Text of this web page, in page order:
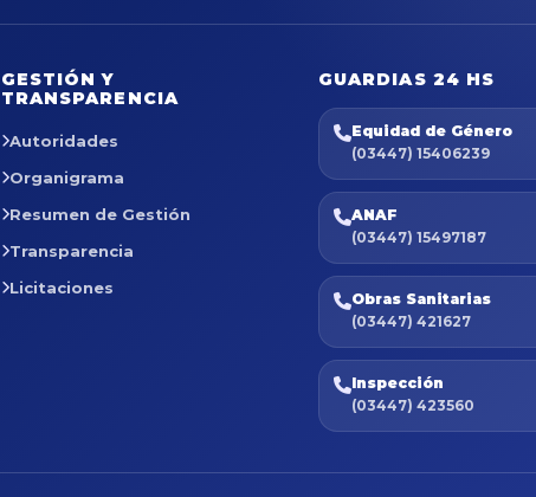
GESTIÓN Y
TRANSPARENCIA
Autoridades
Organigrama
Resumen de Gestión
Transparencia
Licitaciones
GUARDIAS 24 HS
Equidad de Género
(03447) 15406239
ANAF
(03447) 15497187
Obras Sanitarias
(03447) 421627
Inspección
(03447) 423560